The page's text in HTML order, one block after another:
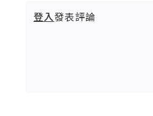
登入發表評論